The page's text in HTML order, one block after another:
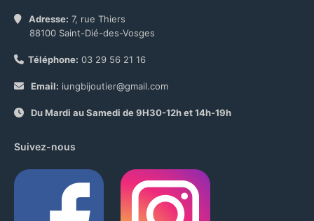
Adresse: 7, rue Thiers
88100 Saint-Dié-des-Vosges
Téléphone: 03 29 56 21 16
Email: iungbijoutier@gmail.com
Du Mardi au Samedi de 9H30-12h et 14h-19h
Suivez-nous